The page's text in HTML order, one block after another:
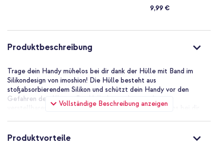
9,99 €
Produktbeschreibung
Vollständige Beschreibung anzeigen
Trage dein Handy mühelos bei dir dank der Hülle mit Band im
Silikondesign von imoshion! Die Hülle besteht aus
stoßabsorbierendem Silikon und schützt dein Handy vor den
Gefahren des Alltags. Die Hülle hat zudem ein festes
verstellbares Band. Damit trägst du dein Handy mühelos bei dir
Produktvorteile